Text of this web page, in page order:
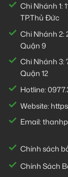
Chi Nhánh 1:
TP.Thủ Đức
Chi Nhánh 2:
Quận 9
Chi Nhánh 3:
Quận 12
Hotline:
Website:
Email:
Chính sách
Chính Sách